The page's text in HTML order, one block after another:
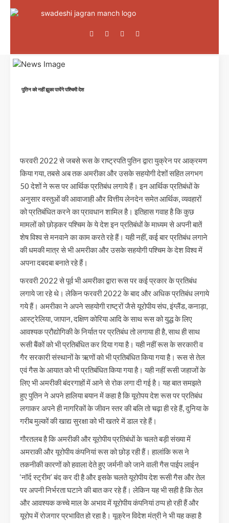
पुतिन को नहीं झुका पायेंगे पश्चिमी देश
फरवरी 2022 से जबसे रूस के राष्ट्रपति पुतिन द्वारा युक्रेन पर आक्रमण
किया गया, तबसे अब तक अमरीका और उसके सहयोगी देशों सहित लगभग
50 देशों ने रूस पर आर्थिक प्रतिबंध लगाये हैं। इन आर्थिक प्रतिबंधों के
अनुसार वस्तुओं की आवाजाही और वित्तीय लेनदेन समेत आर्थिक, व्यवहारों
को प्रतिबंधित करने का प्रावधान शामिल है। इतिहास गवाह है कि कुछ
मामलों को छोड़कर पश्चिम के ये देश इन प्रतिबंधों के माध्यम से अपनी बातें
शेष विश्व से मनवाने का काम करते रहे हैं। यही नहीं, कई बार प्रतिबंध लगाने
की धमकी मात्र से भी अमरीका और उसके सहयोगी पश्चिम के देश विश्व में
अपना दबदबा बनाते रहे हैं।
फरवरी 2022 से पूर्व भी अमरीका द्वारा रूस पर कई प्रकार के प्रतिबंध
लगाये जा रहे थे। लेकिन फरवरी 2022 के बाद और अधिक प्रतिबंध लगाये
गये हैं। अमरीका ने अपने सहयोगी राष्ट्रों जैसे यूरोपीय संघ, इंग्लैंड, कनाड़ा,
आस्ट्रेलिया, जापान, दक्षिण कोरिया आदि के साथ रूस को युद्ध के लिए
आवश्यक प्रौद्योगिकी के निर्यात पर प्रतिबंध तो लगाया ही है, साथ ही साथ
रूसी बैंकों को भी प्रतिबंधित कर दिया गया है। यही नहीं रूस के सरकारी व
गैर सरकारी संस्थानों के ऋणों को भी प्रतिबंधित किया गया है। रूस से तेल
एवं गैस के आयात को भी प्रतिबंधित किया गया है। यही नहीं रूसी जहाजों के
लिए भी अमरीकी बंदरगाहों में आने से रोक लगा दी गई है। यह बात समझते
हुए पुतिन ने अपने हालिया बयान में कहा है कि यूरोपय देश रूस पर प्रतिबंध
लगाकर अपने ही नागरिकों के जीवन स्तर की बलि तो चढ़ा ही रहे हैं, दुनिया के
गरीब मुल्कों की खाद्य सुरक्षा को भी खतरे में डाल रहे हैं।
गौरतलब है कि अमरीकी और यूरोपीय प्रतिबंधों के चलते बड़ी संख्या में
अमराकी और यूरोपीय कंपनियां रूस को छोड़ रही हैं। हालांकि रूस ने
तकनीकी कारणों को हवाला देते हुए जर्मनी को जाने वाली गैस पाईप लाईन
‘नॉर्द स्ट्रीम’ बंद कर दी है और इसके चलते यूरोपीय देश रूसी गैस और तेल
पर अपनी निर्भरता घटाने की बात कर रहे हैं। लेकिन यह भी सही है कि तेल
और आवश्यक कच्चे माल के अभाव में यूरोपीय कंपनियां ठप्प हो रही हैं और
यूरोप में रोजगार प्रभावित हो रहा है। यूक्रेन विदेश मंत्री ने भी यह कहा है